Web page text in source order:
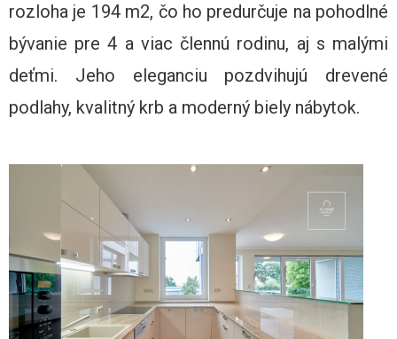
rozloha je 194 m2, čo ho predurčuje na pohodlné
bývanie pre 4 a viac člennú rodinu, aj s malými
deťmi. Jeho eleganciu pozdvihujú drevené
podlahy, kvalitný krb a moderný biely nábytok.